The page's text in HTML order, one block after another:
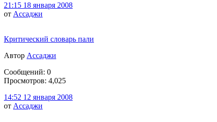
21:15 18 января 2008
от Ассаджи
Критический словарь пали
Автор Ассаджи
Сообщений: 0
Просмотров: 4,025
14:52 12 января 2008
от Ассаджи